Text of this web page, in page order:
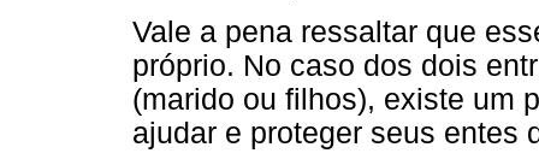
Vale a pena ressaltar que
próprio. No caso dos dois
(marido ou filhos), existe um
ajudar e proteger seus entes